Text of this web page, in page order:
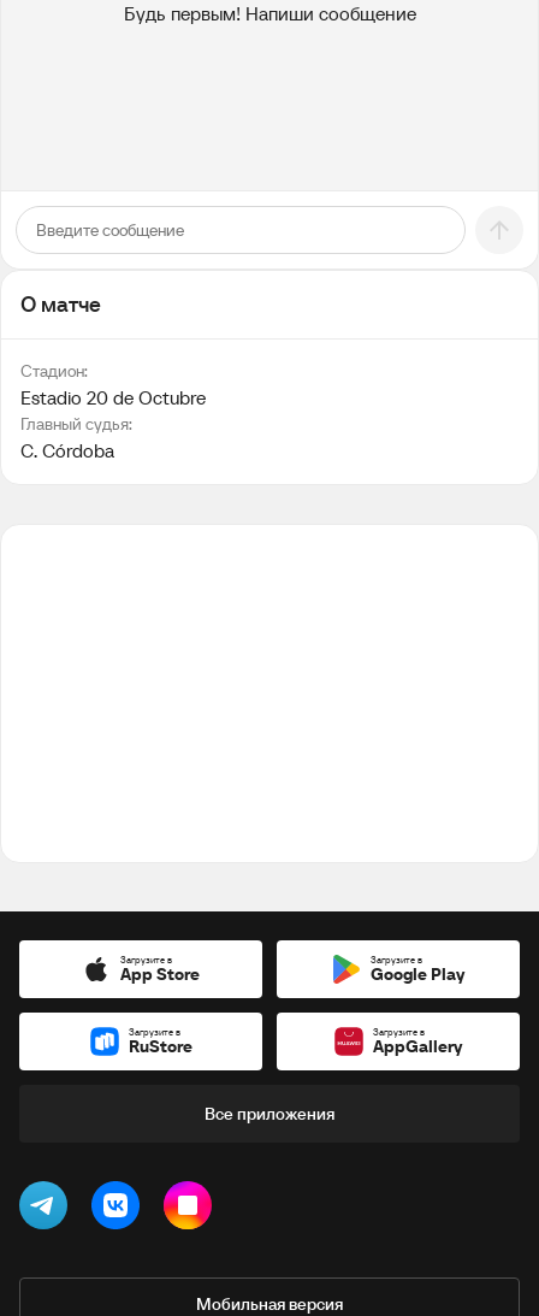
Будь первым! Напиши сообщение
О матче
Стадион:
Estadio 20 de Octubre
Главный судья:
C. Córdoba
Загрузите в
App Store
Загрузите в
Google Play
Загрузите в
RuStore
Загрузите в
AppGallery
Все приложения
Мобильная версия